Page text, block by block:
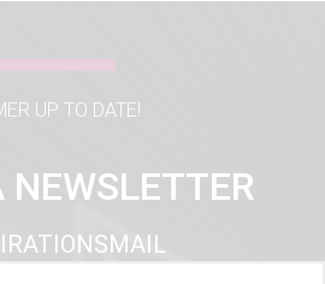
UP TO DATE!
NEWSLETTER